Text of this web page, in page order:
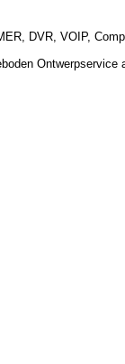
DVR, VOIP,
Ontwerpservice